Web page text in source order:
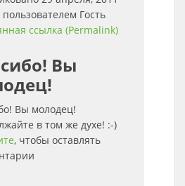
Гость
ссылка (Permalink)
Вы
Вы молодец!
в том же духе! :-)
, чтобы оставлять